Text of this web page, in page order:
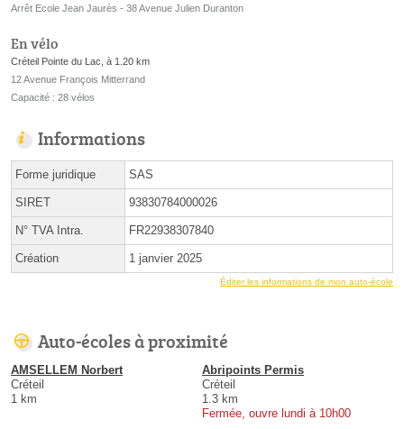
Arrêt Ecole Jean Jaurès - 38 Avenue Julien Duranton
En vélo
Créteil Pointe du Lac, à 1.20 km
12 Avenue François Mitterrand
Capacité : 28 vélos
Informations
Forme juridique SAS
SIRET 93830784000026
N° TVA Intra. FR22938307840
Création 1 janvier 2025
Éditer les informations de mon auto-école
Auto-écoles à proximité
AMSELLEM Norbert
Créteil
1 km
Abripoints Permis
Créteil
1.3 km
Fermée, ouvre lundi à 10h00